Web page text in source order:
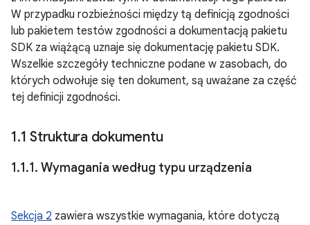
W przypadku rozbieżności między tą definicją zgodności
lub pakietem testów zgodności a dokumentacją pakietu
SDK za wiążącą uznaje się dokumentację pakietu SDK.
Wszelkie szczegóły techniczne podane w zasobach, do
których odwołuje się ten dokument, są uważane za część
tej definicji zgodności.
1.1 Struktura dokumentu
1.1.1. Wymagania według typu urządzenia
Sekcja 2 zawiera wszystkie wymagania, które dotyczą